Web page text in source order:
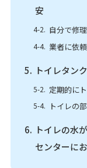
安
自分で修
業者に依
トイレタン
定期的に
トイレの
トイレの水
センターに